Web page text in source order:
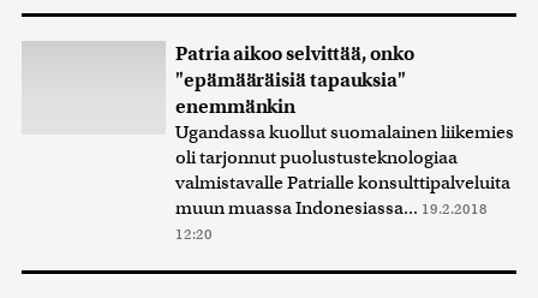
Patria aikoo selvittää, onko
"epämääräisiä tapauksia"
enemmänkin
Ugandassa kuollut suomalainen liikemies
oli tarjonnut puolustusteknologiaa
valmistavalle Patrialle konsulttipalveluita
muun muassa Indonesiassa... 19.2.2018
12:20